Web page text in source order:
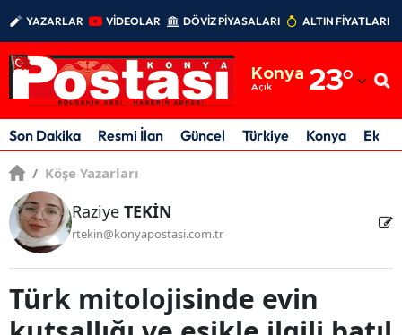
YAZARLAR VİDEOLAR DÖVİZ PİYASALARI ALTIN FİYATLARI
Konya
Açık 23°
Adıyaman
Afyonkarahisar
Antalya
Artvin
Son Dakika Resmi İlan Güncel Türkiye Konya
/ Köşe Yazarları
Raziye TEKİN
rtekin@konyapostasi.com.tr
Türk mitolojisinde evin